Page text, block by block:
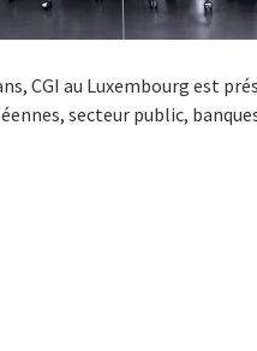
CGI au Luxembourg est
secteur public,